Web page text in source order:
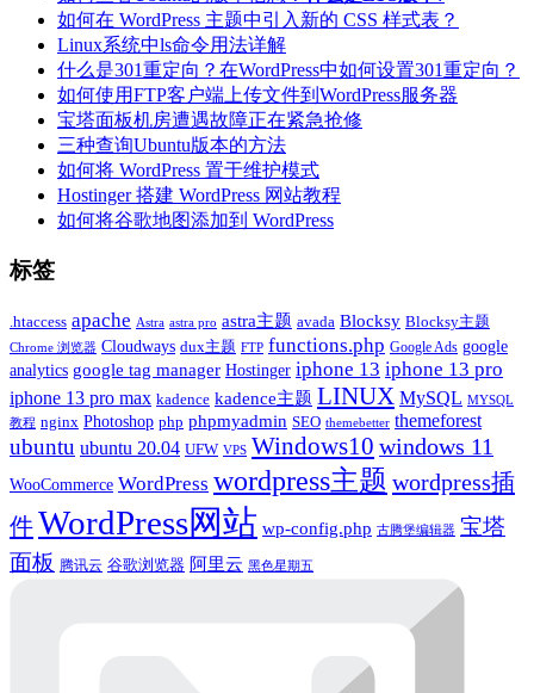
如何在 WordPress 主题中引入新的 CSS 样式表？
Linux系统中ls命令用法详解
什么是301重定向？在WordPress中如何设置301重定向？
如何使用FTP客户端上传文件到WordPress服务器
宝塔面板机房遭遇故障正在紧急抢修
三种查询Ubuntu版本的方法
如何将 WordPress 置于维护模式
Hostinger 搭建 WordPress 网站教程
如何将谷歌地图添加到 WordPress
标签
.htaccess apache Astra astra pro astra主题 avada Blocksy Blocksy主题
Chrome 浏览器 Cloudways dux主题 FTP functions.php Google Ads google
analytics google tag manager Hostinger iphone 13 iphone 13 pro
iphone 13 pro max kadence kadence主题 LINUX MySQL MYSQL
教程 nginx Photoshop php phpmyadmin SEO themebetter themeforest
ubuntu ubuntu 20.04 UFW VPS Windows10 windows 11
WooCommerce WordPress wordpress主题 wordpress插
件WordPress网站 wp-config.php 古腾堡编辑器 宝塔
面板 腾讯云 谷歌浏览器 阿里云 黑色星期五